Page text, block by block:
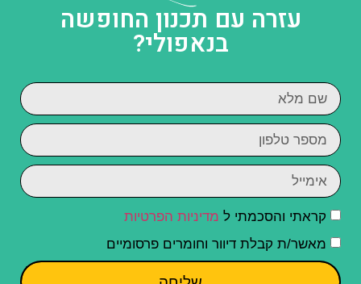
עזרה עם תכנון החופשה
בנאפולי?
קראתי והסכמתי ל מדיניות הפרטיות
מאשר/ת קבלת דיוור וחומרים פרסומיים